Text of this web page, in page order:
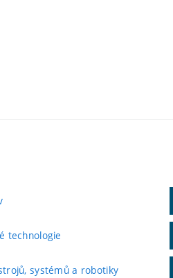
technologie
systémů a robotiky